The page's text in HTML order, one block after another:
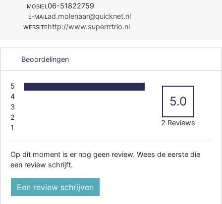
MOBIEL06-51822759
E-MAILad.molenaar@quicknet.nl
WEBSITEhttp://www.superrrtrio.nl
Beoordelingen
5
4
3
2
1
5.0
2 Reviews
Op dit moment is er nog geen review. Wees de eerste die
een review schrijft.
Een review schrijven